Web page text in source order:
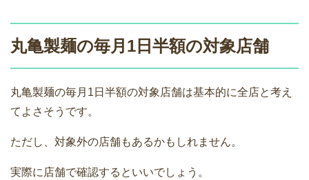
丸亀製麺の毎月1日半額の対象店舗
丸亀製麺の毎月1日半額の対象店舗は基本的に全店と考え
てよさそうです。
ただし、対象外の店舗もあるかもしれません。
実際に店舗で確認するといいでしょう。